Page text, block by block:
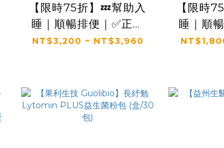
【限時75折】💤幫助入
睡｜順暢排便｜✅正品
保證｜【太陽星】全效
NT$3,200 ~ NT$3,960
【限時
睡｜順
保證｜